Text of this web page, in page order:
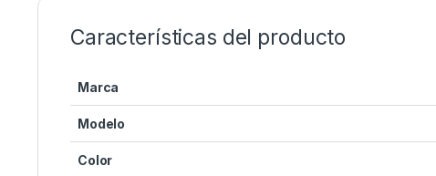
Características del producto
Marca
Modelo
Color